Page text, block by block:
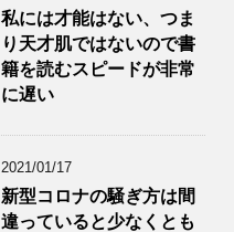
私には才能はない、つま
り天才肌ではないので書
籍を読むスピードが非常
に遅い
2021/01/17
新型コロナの騒ぎ方は間
違っていると少なくとも